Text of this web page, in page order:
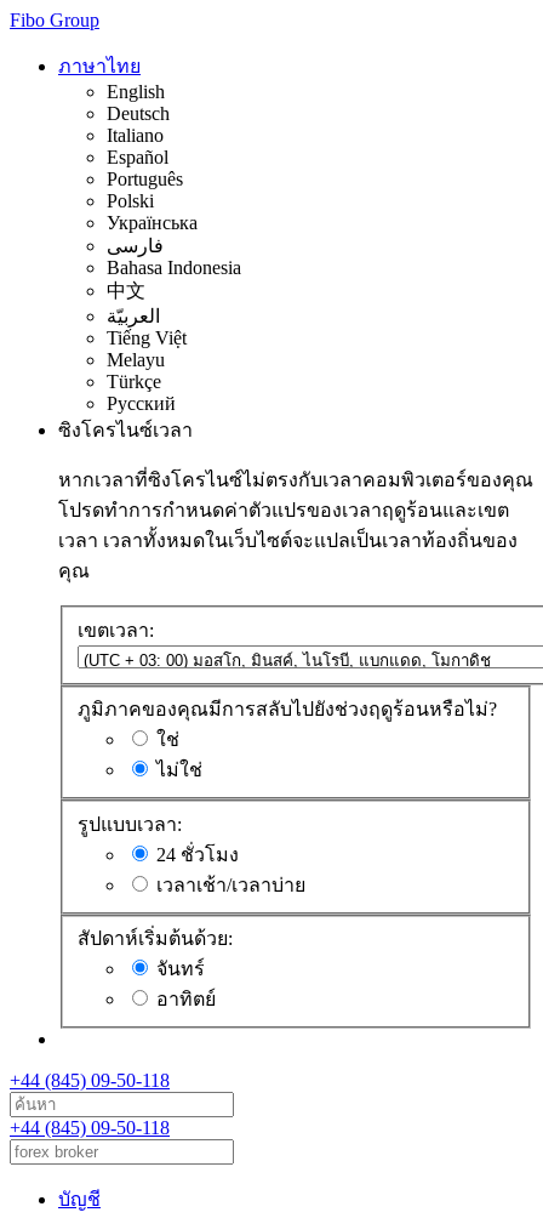
Fibo Group
ภาษาไทย
English
Deutsch
Italiano
Español
Português
Polski
Українська
فارسی
Bahasa Indonesia
中文
العربيّة
Tiếng Việt
Melayu
Türkçe
Русский
ซิงโครไนซ์เวลา
หากเวลาที่ซิงโครไนซ์ไม่ตรงกับเวลาคอมพิวเตอร์ของคุณ
โปรดทำการกำหนดค่าตัวแปรของเวลาฤดูร้อนและเขต
เวลา เวลาทั้งหมดในเว็บไซต์จะแปลเป็นเวลาท้องถิ่นของ
คุณ
เขตเวลา:
ภูมิภาคของคุณมีการสลับไปยังช่วงฤดูร้อนหรือไม่?
ใช่
ไม่ใช่
รูปแบบเวลา:
24 ชั่วโมง
เวลาเช้า/เวลาบ่าย
สัปดาห์เริ่มต้นด้วย:
จันทร์
อาทิตย์
+44 (845) 09-50-118
+44 (845) 09-50-118
บัญชี